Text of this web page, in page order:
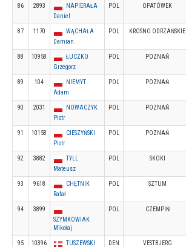
86 2893
NAPIERAŁA
Daniel
POL OPATÓWEK
87 1170
WĄCHAŁA
Damian
POL KROSNO ODRZAŃSKIE
88 10958
ŁUCZKO
Grzegorz
POL POZNAŃ
89 104
NIEMYT
Adam
POL POZNAŃ
90 2031
NOWACZYK
Piotr
POL POZNAŃ
91 10158
CIESZYŃSKI
Piotr
POL POZNAŃ
92 3882
TYLL
Mateusz
POL SKOKI
93 9618
CHĘTNIK
Rafał
POL SZTUM
94
3899
SZYMKOWIAK
Mikołaj
POL CZEMPIŃ
95 10396
TUSZEWSKI
DEN VESTBJERG